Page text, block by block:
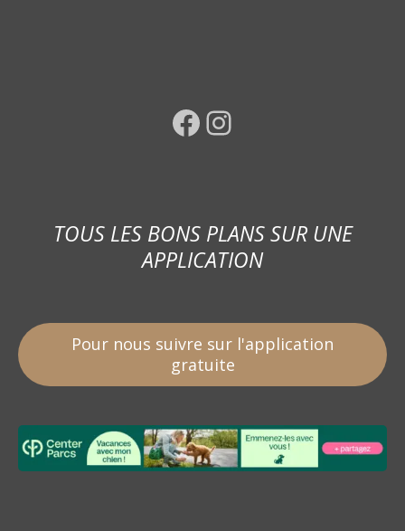
Facebook Instagram
TOUS LES BONS PLANS SUR UNE
APPLICATION
Pour nous suivre sur l'application
gratuite